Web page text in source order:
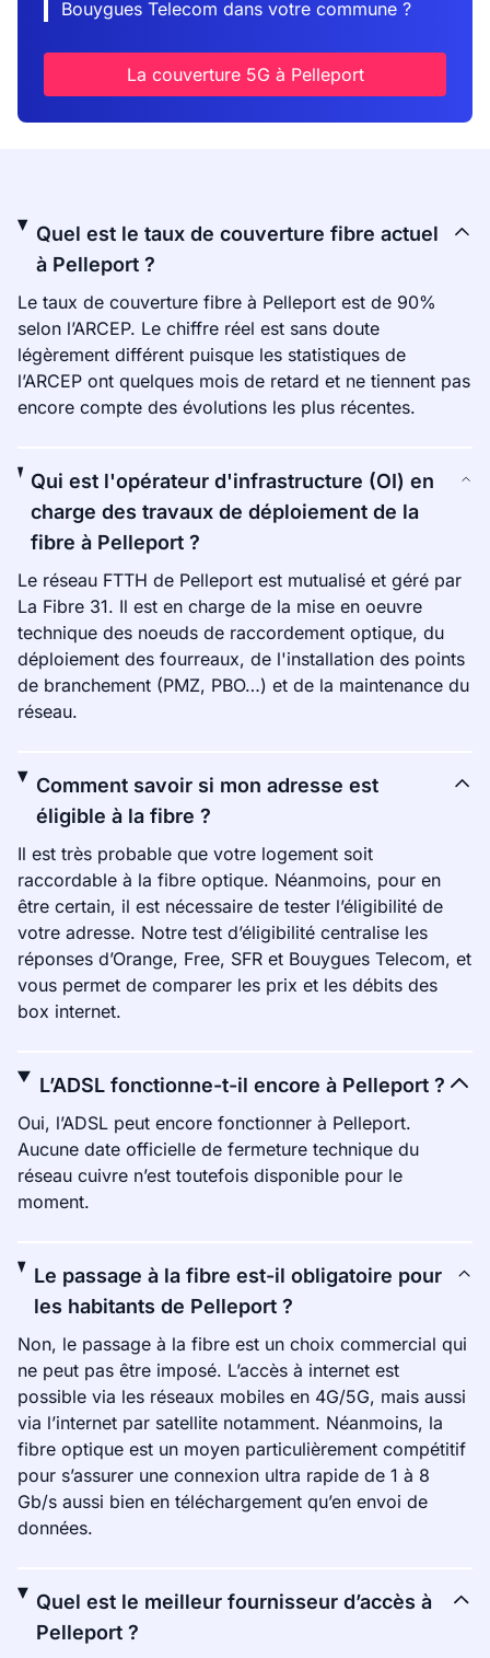
Bouygues Telecom dans votre commune ?
La couverture 5G à Pelleport
Quel est le taux de couverture fibre actuel
à Pelleport ?
Le taux de couverture fibre à Pelleport est de 90%
selon l’ARCEP. Le chiffre réel est sans doute
légèrement différent puisque les statistiques de
l’ARCEP ont quelques mois de retard et ne tiennent pas
encore compte des évolutions les plus récentes.
Qui est l'opérateur d'infrastructure (OI) en
charge des travaux de déploiement de la
fibre à Pelleport ?
Le réseau FTTH de Pelleport est mutualisé et géré par
La Fibre 31. Il est en charge de la mise en oeuvre
technique des noeuds de raccordement optique, du
déploiement des fourreaux, de l'installation des points
de branchement (PMZ, PBO…) et de la maintenance du
réseau.
Comment savoir si mon adresse est
éligible à la fibre ?
Il est très probable que votre logement soit
raccordable à la fibre optique. Néanmoins, pour en
être certain, il est nécessaire de tester l’éligibilité de
votre adresse. Notre test d’éligibilité centralise les
réponses d’Orange, Free, SFR et Bouygues Telecom, et
vous permet de comparer les prix et les débits des
box internet.
L’ADSL fonctionne-t-il encore à Pelleport ?
Oui, l’ADSL peut encore fonctionner à Pelleport.
Aucune date officielle de fermeture technique du
réseau cuivre n’est toutefois disponible pour le
moment.
Le passage à la fibre est-il obligatoire pour
les habitants de Pelleport ?
Non, le passage à la fibre est un choix commercial qui
ne peut pas être imposé. L’accès à internet est
possible via les réseaux mobiles en 4G/5G, mais aussi
via l’internet par satellite notamment. Néanmoins, la
fibre optique est un moyen particulièrement compétitif
pour s’assurer une connexion ultra rapide de 1 à 8
Gb/s aussi bien en téléchargement qu’en envoi de
données.
Quel est le meilleur fournisseur d’accès à
Pelleport ?